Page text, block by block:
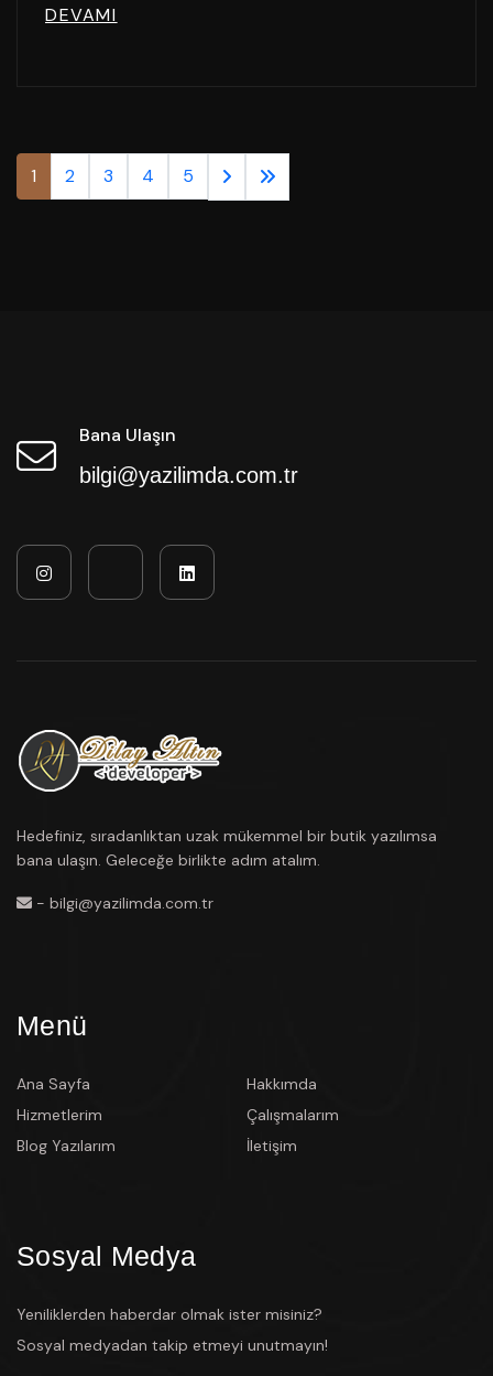
DEVAMI
1 2 3 4 5
Bana Ulaşın
bilgi@yazilimda.com.tr
Hedefiniz, sıradanlıktan uzak mükemmel bir butik yazılımsa
bana ulaşın. Geleceğe birlikte adım atalım.
- bilgi@yazilimda.com.tr
Menü
Ana Sayfa
Hakkımda
Hizmetlerim
Çalışmalarım
Blog Yazılarım
İletişim
Sosyal Medya
Yeniliklerden haberdar olmak ister misiniz?
Sosyal medyadan takip etmeyi unutmayın!